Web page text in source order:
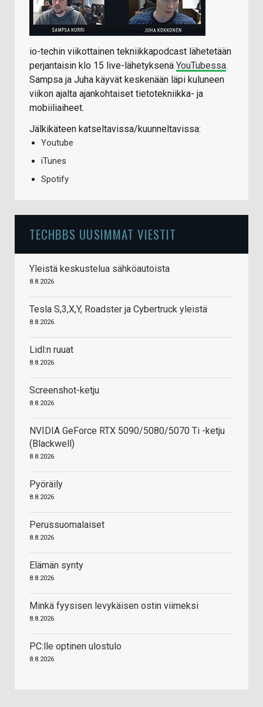
io-techin viikottainen tekniikkapodcast lähetetään
perjantaisin klo 15 live-lähetyksenä YouTubessa.
Sampsa ja Juha käyvät keskenään läpi kuluneen
viikon ajalta ajankohtaiset tietotekniikka- ja
mobiiliaiheet.
Jälkikäteen katseltavissa/kuunneltavissa:
Youtube
iTunes
Spotify
TECHBBS UUSIMMAT VIESTIT
Yleistä keskustelua sähköautoista
8.8.2026
Tesla S,3,X,Y, Roadster ja Cybertruck yleistä
8.8.2026
Lidl:n ruuat
8.8.2026
Screenshot-ketju
8.8.2026
NVIDIA GeForce RTX 5090/5080/5070 Ti -ketju
(Blackwell)
8.8.2026
Pyöräily
8.8.2026
Perussuomalaiset
8.8.2026
Elämän synty
8.8.2026
Minkä fyysisen levykäisen ostin viimeksi
8.8.2026
PC:lle optinen ulostulo
8.8.2026